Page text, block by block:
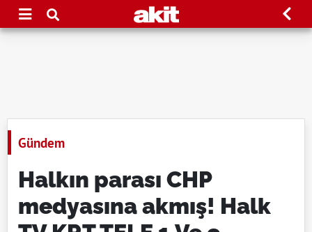
Gündem
Halkın parası CHP
medyasına akmış! Halk